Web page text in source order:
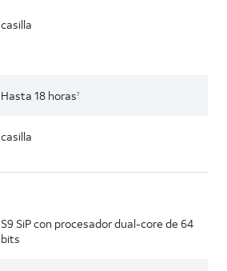
casilla
Hasta 18 horas7
casilla
S9 SiP con procesador dual-core de 64
bits